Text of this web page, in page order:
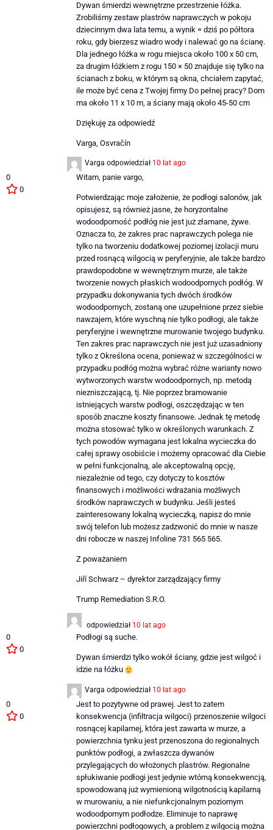
Dywan śmierdzi wewnętrzne przestrzenie łóżka.
Zrobiliśmy zestaw plastrów naprawczych w pokoju
dziecinnym dwa lata temu, a wynik = dziś po półtora
roku, gdy bierzesz wiadro wody i nalewać go na ścianę.
Dla jednego łóżka w rogu miejsca około 100 x 50 cm,
za drugim łóżkiem z rogu 150 × 50 znajduje się tylko na
ścianach z boku, w którym są okna, chciałem zapytać,
ile może być cena z Twojej firmy Do pełnej pracy? Dom
ma około 11 x 10 m, a ściany mają około 45-50 cm
Dziękuję za odpowiedź
Varga, Osvračín
Varga odpowiedział 10 lat ago
0
0
Witam, panie vargo,
Potwierdzając moje założenie, że podłogi salonów, jak
opisujesz, są również jasne, że horyzontalne
wodoodporność podłóg nie jest już złamane, żywe.
Oznacza to, że zakres prac naprawczych polega nie
tylko na tworzeniu dodatkowej poziomej izolacji muru
przed rosnącą wilgocią w peryferyjnie, ale także bardzo
prawdopodobne w wewnętrznym murze, ale także
tworzenie nowych płaskich wodoodpornych podłóg. W
przypadku dokonywania tych dwóch środków
wodoodpornych, zostaną one uzupełnione przez siebie
nawzajem, które wyschną nie tylko podłogi, ale także
peryferyjne i wewnętrzne murowanie twojego budynku.
Ten zakres prac naprawczych nie jest już uzasadniony
tylko z Określona ocena, ponieważ w szczególności w
przypadku podłóg można wybrać różne warianty nowo
wytworzonych warstw wodoodpornych, np. metodą
niezniszczającą, tj. Nie poprzez bramowanie
istniejących warstw podłogi, oszczędzając w ten
sposób znaczne koszty finansowe. Jednak tę metodę
można stosować tylko w określonych warunkach. Z
tych powodów wymagana jest lokalna wycieczka do
całej sprawy osobiście i możemy opracować dla Ciebie
w pełni funkcjonalną, ale akceptowalną opcję,
niezależnie od tego, czy dotyczy to kosztów
finansowych i możliwości wdrażania możliwych
środków naprawczych w budynku. Jeśli jesteś
zainteresowany lokalną wycieczką, napisz do mnie
swój telefon lub możesz zadzwonić do mnie w nasze
dni robocze w naszej Infoline 731 565 565.
Z poważaniem
Jiří Schwarz – dyrektor zarządzający firmy
Trump Remediation S.R.O.
odpowiedział 10 lat ago
0
0
Podłogi są suche.
Dywan śmierdzi tylko wokół ściany, gdzie jest wilgoć i
idzie na łóżku
Varga odpowiedział 10 lat ago
0
0
Jest to pozytywne od prawej. Jest to zatem
konsekwencja (infiltracja wilgoci) przenoszenie wilgoci
rosnącej kapilarnej, która jest zawarta w murze, a
powierzchnia tynku jest przenoszona do regionalnych
punktów podłogi, a zwłaszcza dywanów
przylegających do włożonych plastrów. Regionalne
spłukiwanie podłogi jest jedynie wtórną konsekwencją,
spowodowaną już wymienioną wilgotnością kapilarną
w murowaniu, a nie niefunkcjonalnym poziomym
wodoodpornym podłodze. Eliminuje to naprawę
powierzchni podłogowych, a problem z wilgocią można